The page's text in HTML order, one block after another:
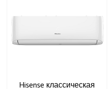
Hisense классическая